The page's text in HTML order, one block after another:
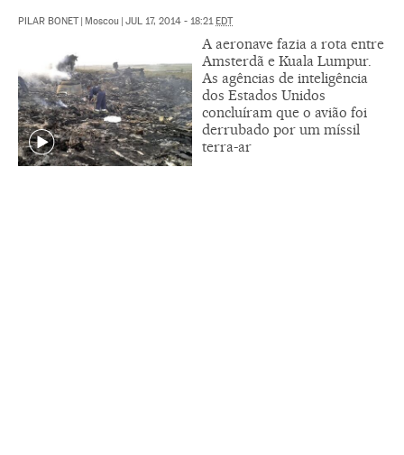
PILAR BONET | Moscou | JUL 17, 2014 - 18:21EDT
A aeronave fazia a rota entre
Amsterdã e Kuala Lumpur.
As agências de inteligência
dos Estados Unidos
concluíram que o avião foi
derrubado por um míssil
terra-ar